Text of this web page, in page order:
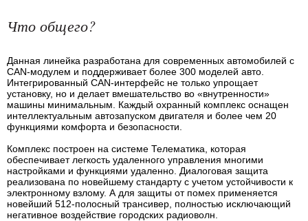
Что общего?
Данная линейка разработана для современных автомобилей с
CAN-модулем и поддерживает более 300 моделей авто.
Интегрированный CAN-интерфейс не только упрощает
установку, но и делает вмешательство во «внутренности»
машины минимальным. Каждый охранный комплекс оснащен
интеллектуальным автозапуском двигателя и более чем 20
функциями комфорта и безопасности.
Комплекс построен на системе Телематика, которая
обеспечивает легкость удаленного управления многими
настройками и функциями удаленно. Диалоговая защита
реализована по новейшему стандарту с учетом устойчивости к
электронному взлому. А для защиты от помех применяется
новейший 512-полосный трансивер, полностью исключающий
негативное воздействие городских радиоволн.